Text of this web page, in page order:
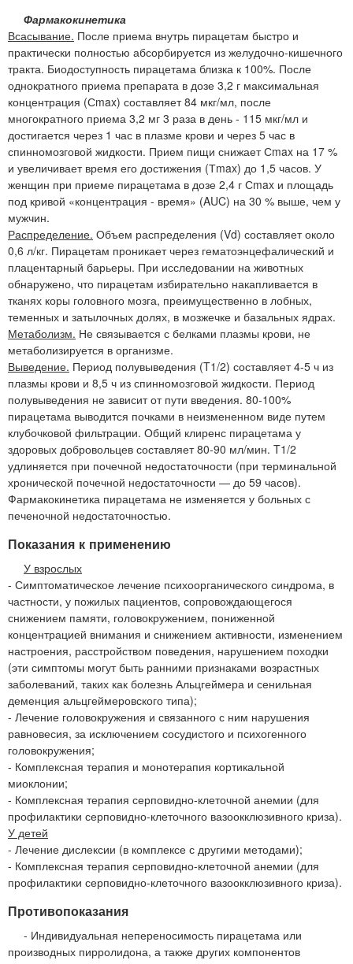
Фармакокинетика
Всасывание. После приема внутрь пирацетам быстро и
практически полностью абсорбируется из желудочно-кишечного
тракта. Биодоступность пирацетама близка к 100%. После
однократного приема препарата в дозе 3,2 г максимальная
концентрация (Сmax) составляет 84 мкг/мл, после
многократного приема 3,2 мг 3 раза в день - 115 мкг/мл и
достигается через 1 час в плазме крови и через 5 час в
спинномозговой жидкости. Прием пищи снижает Сmax на 17 %
и увеличивает время его достижения (Тmax) до 1,5 часов. У
женщин при приеме пирацетама в дозе 2,4 г Сmax и площадь
под кривой «концентрация - время» (AUC) на 30 % выше, чем у
мужчин.
Распределение. Объем распределения (Vd) составляет около
0,6 л/кг. Пирацетам проникает через гематоэнцефалический и
плацентарный барьеры. При исследовании на животных
обнаружено, что пирацетам избирательно накапливается в
тканях коры головного мозга, преимущественно в лобных,
теменных и затылочных долях, в мозжечке и базальных ядрах.
Метаболизм. Не связывается с белками плазмы крови, не
метаболизируется в организме.
Выведение. Период полувыведения (T1/2) составляет 4-5 ч из
плазмы крови и 8,5 ч из спинномозговой жидкости. Период
полувыведения не зависит от пути введения. 80-100%
пирацетама выводится почками в неизмененном виде путем
клубочковой фильтрации. Общий клиренс пирацетама у
здоровых добровольцев составляет 80-90 мл/мин. T1/2
удлиняется при почечной недостаточности (при терминальной
хронической почечной недостаточности — до 59 часов).
Фармакокинетика пирацетама не изменяется у больных с
печеночной недостаточностью.
Показания к применению
У взрослых
- Симптоматическое лечение психоорганического синдрома, в
частности, у пожилых пациентов, сопровождающегося
снижением памяти, головокружением, пониженной
концентрацией внимания и снижением активности, изменением
настроения, расстройством поведения, нарушением походки
(эти симптомы могут быть ранними признаками возрастных
заболеваний, таких как болезнь Альцгеймера и сенильная
деменция альцгеймеровского типа);
- Лечение головокружения и связанного с ним нарушения
равновесия, за исключением сосудистого и психогенного
головокружения;
- Комплексная терапия и монотерапия кортикальной
миоклонии;
- Комплексная терапия серповидно-клеточной анемии (для
профилактики серповидно-клеточного вазоокклюзивного криза).
У детей
- Лечение дислексии (в комплексе с другими методами);
- Комплексная терапия серповидно-клеточной анемии (для
профилактики серповидно-клеточного вазоокклюзивного криза).
Противопоказания
- Индивидуальная непереносимость пирацетама или
производных пирролидона, а также других компонентов